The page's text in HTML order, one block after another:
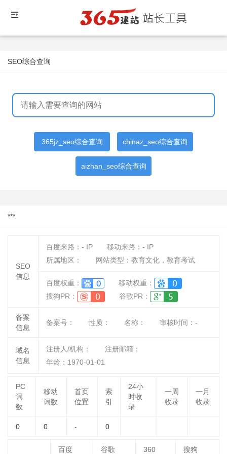
SEO综合查询
365jz_seo综合查询 chinaz_seo综合查询
aizhan_seo综合查询
***
SEO
信息
百度来路： - IP 移动来路： - IP
所属地区：
网站类型：教育文化，教育考试
百度权重：
移动权重：
搜狗PR：
谷歌PR：
备案
信息
备案号： 性质： 名称： 审核时间： -
域名
信息
注册人/机构：
注册邮箱：
年龄：1970-01-01
PC
词
数
移动
词数
首页
位置
索
引
24小
时收
录
一周
收录
一月
收录
0 0 - 0
百度 谷歌 360 搜狗